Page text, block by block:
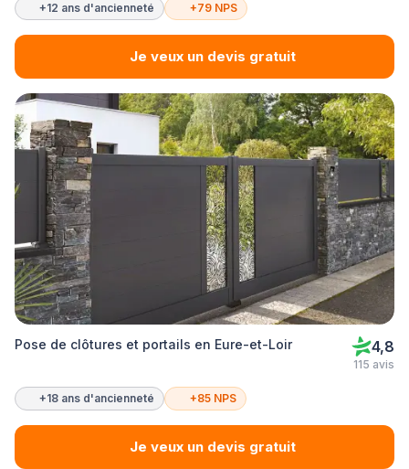
+12 ans d'ancienneté +79 NPS
Je veux un devis gratuit
Pose de clôtures et portails en Eure-et-Loir 4,8
115 avis
+18 ans d'ancienneté +85 NPS
Je veux un devis gratuit